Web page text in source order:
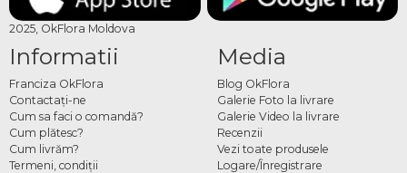
2025, OkFlora Moldova
Informatii
Franciza OkFlora
Contactaţi-ne
Cum sa faci o comandă?
Cum plătesc?
Cum livrăm?
Termeni, condiţii
Media
Blog OkFlora
Galerie Foto la livrare
Galerie Video la livrare
Recenzii
Vezi toate produsele
Logare/Înregistrare